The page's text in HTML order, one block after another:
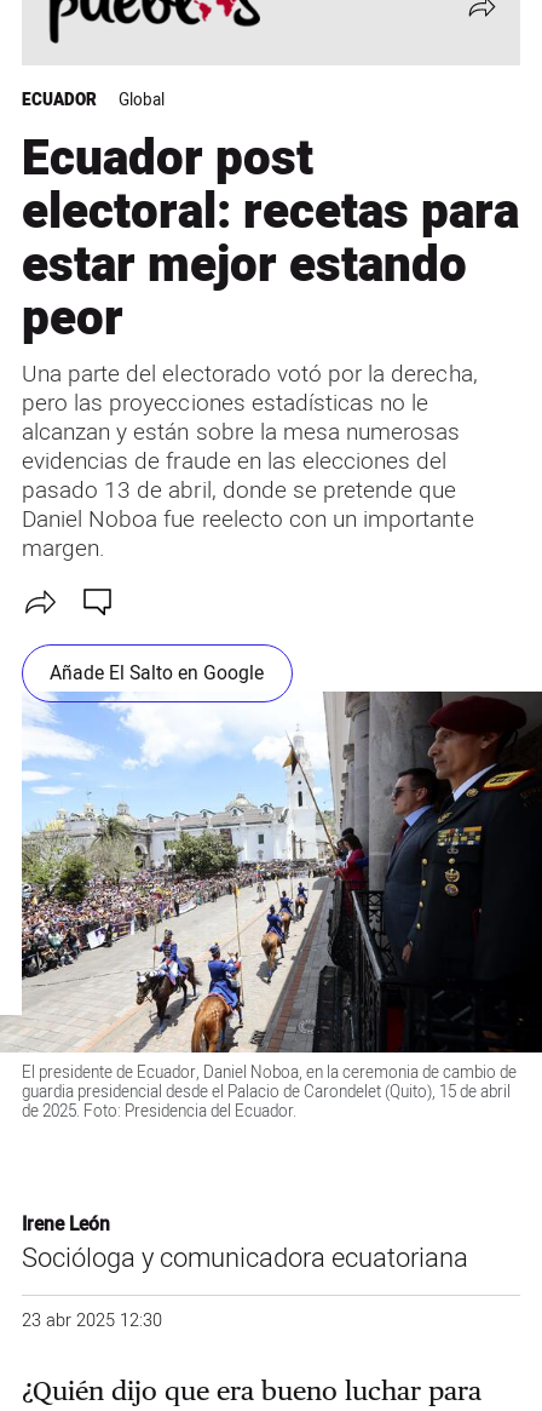
ECUADOR Global
Ecuador post
electoral: recetas para
estar mejor estando
peor
Una parte del electorado votó por la derecha,
pero las proyecciones estadísticas no le
alcanzan y están sobre la mesa numerosas
evidencias de fraude en las elecciones del
pasado 13 de abril, donde se pretende que
Daniel Noboa fue reelecto con un importante
margen.
Añade El Salto en Google
El presidente de Ecuador, Daniel Noboa, en la ceremonia de cambio de
guardia presidencial desde el Palacio de Carondelet (Quito), 15 de abril
de 2025. Foto: Presidencia del Ecuador.
Irene León
Socióloga y comunicadora ecuatoriana
23 abr 2025 12:30
¿Quién dijo que era bueno luchar para